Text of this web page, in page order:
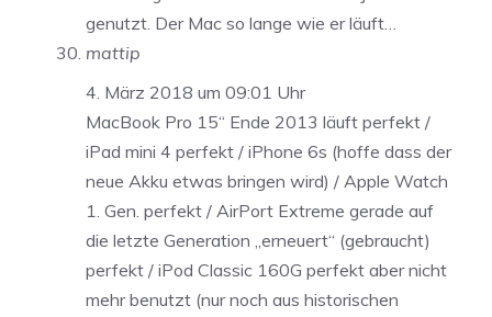
genutzt. Der Mac so lange wie er läuft…
mattip
4. März 2018 um 09:01 Uhr
MacBook Pro 15‘‘ Ende 2013 läuft perfekt /
iPad mini 4 perfekt / iPhone 6s (hoffe dass der
neue Akku etwas bringen wird) / Apple Watch
1. Gen. perfekt / AirPort Extreme gerade auf
die letzte Generation „erneuert“ (gebraucht)
perfekt / iPod Classic 160G perfekt aber nicht
mehr benutzt (nur noch aus historischen